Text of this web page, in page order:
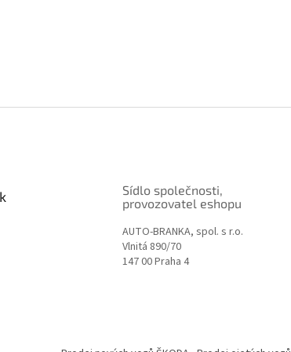
Sídlo společnosti,
provozovatel eshopu
AUTO-BRANKA, spol. s r.o.
Vlnitá 890/70
147 00 Praha 4